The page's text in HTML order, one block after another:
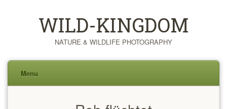
WILD-KINGDOM
NATURE & WILDLIFE PHOTOGRAPHY
Menu